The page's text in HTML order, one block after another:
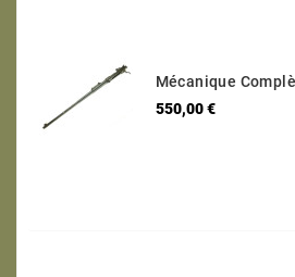
550,00 €Prix